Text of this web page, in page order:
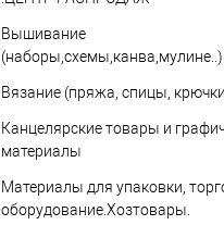
Вышивание
(наборы,схемы,канва,мулине..)
Вязание (пряжа, спицы,
Канцелярские товары и
материалы
Материалы для упаковки,
оборудование.Хозтовары.